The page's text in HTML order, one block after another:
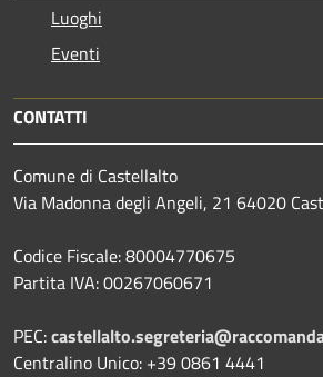
Luoghi
Eventi
CONTATTI
Comune di Castellalto
Via Madonna degli Angeli, 21 64020
Codice Fiscale: 80004770675
Partita IVA: 00267060671
PEC:
Centralino Unico: +39 0861 4441